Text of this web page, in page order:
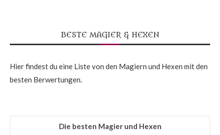
BESTE MAGIER & HEXEN
Hier findest du eine Liste von den Magiern und Hexen mit den
besten Berwertungen.
Die besten Magier und Hexen